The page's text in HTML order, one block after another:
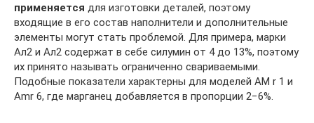
применяется для изготовки деталей, поэтому
входящие в его состав наполнители и дополнительные
элементы могут стать проблемой. Для примера, марки
Ал2 и Ал2 содержат в себе силумин от 4 до 13%, поэтому
их принято называть ограниченно свариваемыми.
Подобные показатели характерны для моделей АМ r 1 и
Amr 6, где марганец добавляется в пропорции 2−6%.